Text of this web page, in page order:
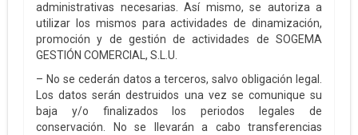
administrativas necesarias. Así mismo, se autoriza a
utilizar los mismos para actividades de dinamización,
promoción y de gestión de actividades de SOGEMA
GESTIÓN COMERCIAL, S.L.U.
– No se cederán datos a terceros, salvo obligación legal.
Los datos serán destruidos una vez se comunique su
baja y/o finalizados los periodos legales de
conservación. No se llevarán a cabo transferencias